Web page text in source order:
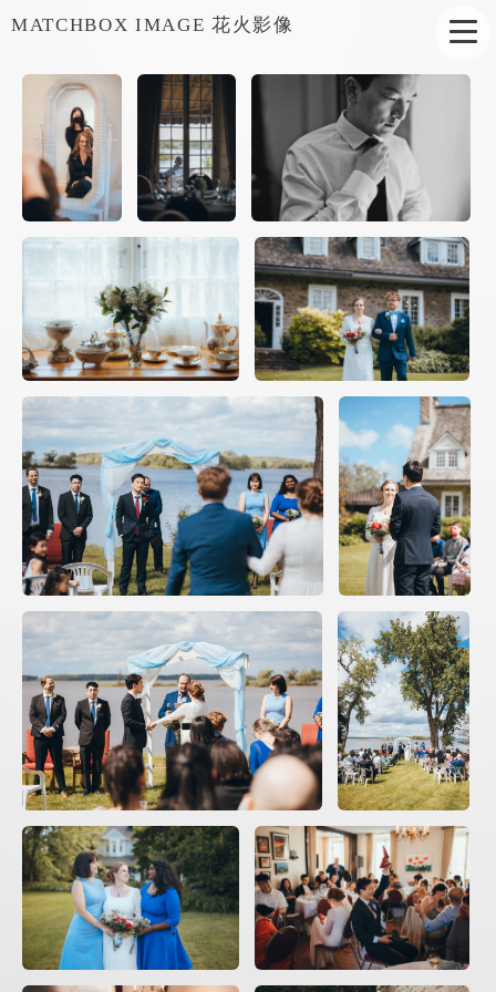
MATCHBOX IMAGE 花火影像